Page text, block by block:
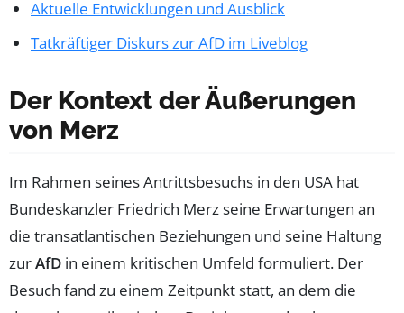
Aktuelle Entwicklungen und Ausblick
Tatkräftiger Diskurs zur AfD im Liveblog
Der Kontext der Äußerungen
von Merz
Im Rahmen seines Antrittsbesuchs in den USA hat
Bundeskanzler Friedrich Merz seine Erwartungen an
die transatlantischen Beziehungen und seine Haltung
zurAfD in einem kritischen Umfeld formuliert. Der
Besuch fand zu einem Zeitpunkt statt, an dem die